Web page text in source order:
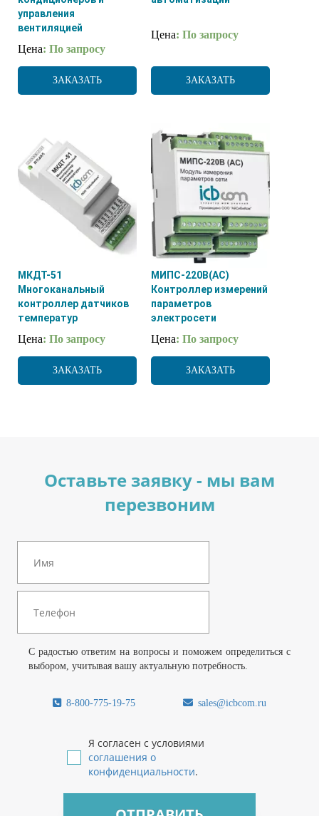
управления
вентиляцией
Цена: По запросу
ЗАКАЗАТЬ
Цена: По запросу
ЗАКАЗАТЬ
МКДТ-51
Многоканальный
контроллер датчиков
температур
Цена: По запросу
ЗАКАЗАТЬ
МИПС-220В(AC)
Контроллер измерений
параметров
электросети
Цена: По запросу
ЗАКАЗАТЬ
Оставьте заявку - мы вам
перезвоним
С радостью ответим на вопросы и поможем определиться с
выбором, учитывая вашу актуальную потребность.
8-800-775-19-75 sales@icbcom.ru
Я согласен с условиями
соглашения о
конфиденциальности.